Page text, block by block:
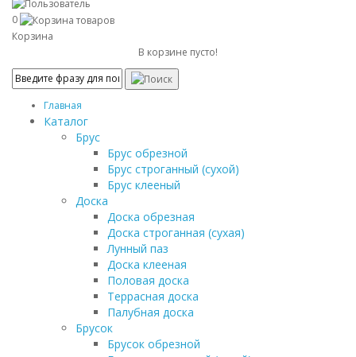
0
Корзина
В корзине пусто!
Главная
Каталог
Брус
Брус обрезной
Брус строганный (сухой)
Брус клееный
Доска
Доска обрезная
Доска строганная (сухая)
Лунный паз
Доска клееная
Половая доска
Террасная доска
Палубная доска
Брусок
Брусок обрезной